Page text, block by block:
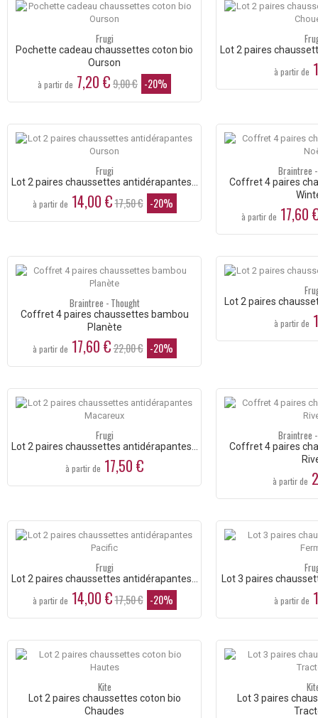
Frugi
Pochette cadeau chaussettes coton bio
Ourson
à partir de 7,20 €9,00 € -20%
Lot 2 paires
à partir de
Frugi
Lot 2 paires chaussettes antidérapantes...
à partir de 14,00 €17,50 € -20%
Braintree
Coffret 4 paires
à partir de 17,60
Braintree - Thought
Coffret 4 paires chaussettes bambou
Planète
à partir de 17,60 €22,00 € -20%
Lot 2 paires
à partir de
Frugi
Lot 2 paires chaussettes antidérapantes...
à partir de 17,50 €
Braintree
Coffret 4 paires
à partir de
Frugi
Lot 2 paires chaussettes antidérapantes...
à partir de 14,00 €17,50 € -20%
Lot 3 paires
à partir de
Kite
Lot 2 paires chaussettes coton bio
Chaudes
Lot 3 paires